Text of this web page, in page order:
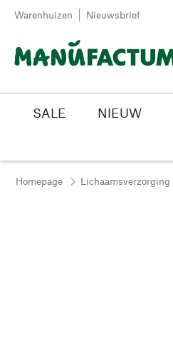
Passer au contenu
Warenhuizen Nieuwsbrief
SALE NIEUW
Homepage Lichaamsverzorging